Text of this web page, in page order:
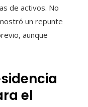
de activos. No
un repunte
aunque
el